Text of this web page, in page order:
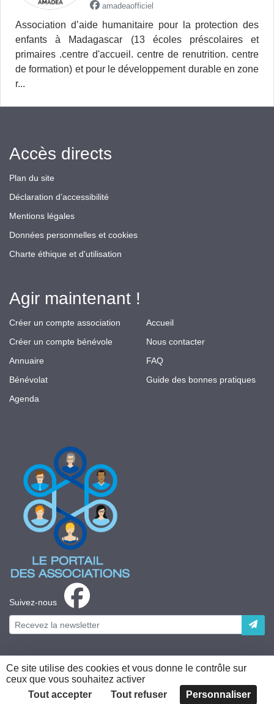
amadeaofficiel
Association d’aide humanitaire pour la protection des
enfants à Madagascar (13 écoles préscolaires et
primaires .centre d'accueil. centre de renutrition. centre
de formation) et pour le développement durable en zone
r...
Suivez-nous
Accès directs
Plan du site
Déclaration d’accessibilité
Mentions légales
Données personnelles et cookies
Charte éthique et d'utilisation
Agir maintenant !
Créer un compte association
Créer un compte bénévole
Annuaire
Bénévolat
Agenda
Accueil
Nous contacter
FAQ
Guide des bonnes pratiques
Plateforme développée en France par
Ce site utilise des cookies et vous donne le contrôle sur
ceux que vous souhaitez activer
Tout accepter
Tout refuser Personnaliser